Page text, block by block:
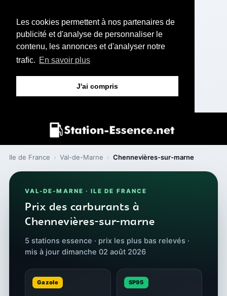
Les cookies permettent à nos partenaires de
publicité et d'analyse de personnaliser le
contenu, les annonces et d'analyser notre
trafic. En savoir plus
J'ai compris
Ile de France › Val-de-Marne › Chennevières-sur-marne
VAL-DE-MARNE · ILE DE FRANCE
Prix des carburants à
Chennevières-sur-marne
5 stations essence · prix les plus bas relevés ·
mis à jour dimanche 02 août 2026
Gazole SP95